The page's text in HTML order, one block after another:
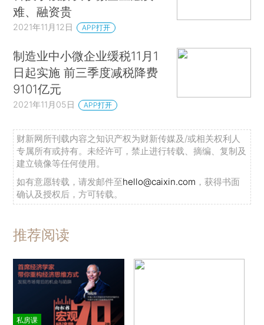
难、融资贵
2021年11月12日 APP打开
制造业中小微企业缓税11月1
日起实施 前三季度减税降费
9101亿元
2021年11月05日 APP打开
财新网所刊载内容之知识产权为财新传媒及/或相关权利人
专属所有或持有。未经许可，禁止进行转载、摘编、复制及
建立镜像等任何使用。
如有意愿转载，请发邮件至hello@caixin.com ，获得书面
确认及授权后，方可转载。
推荐阅读
私房课